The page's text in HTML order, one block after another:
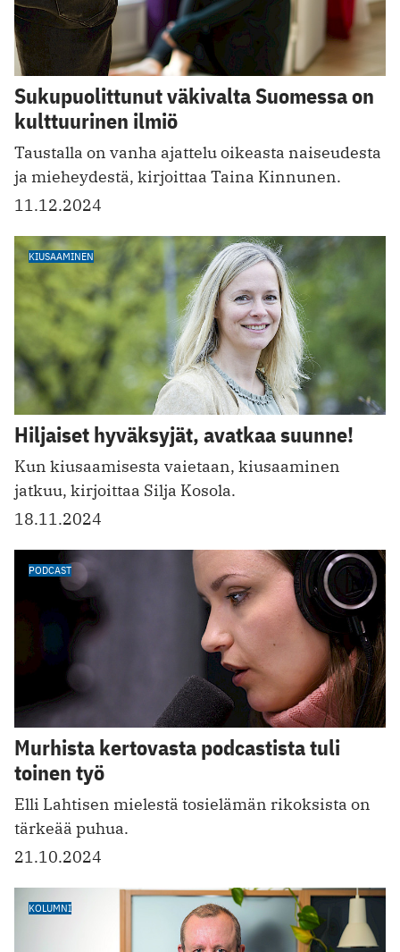
Sukupuolittunut väkivalta Suomessa on
kulttuurinen ilmiö
Taustalla on vanha ajattelu oikeasta naiseudesta
ja mieheydestä, kirjoittaa Taina Kinnunen.
11.12.2024
KIUSAAMINEN
Hiljaiset hyväksyjät, avatkaa suunne!
Kun kiusaamisesta vaietaan, kiusaaminen
jatkuu, kirjoittaa Silja Kosola.
18.11.2024
PODCAST
Murhista kertovasta podcastista tuli
toinen työ
Elli Lahtisen mielestä tosielämän rikoksista on
tärkeää puhua.
21.10.2024
KOLUMNI